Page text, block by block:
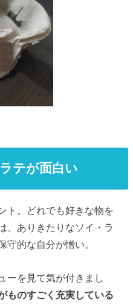
テが面白い
ト。どれでも好きな物を
、ありきたりなソイ・ラ
守的な自分が憎い。
ーを見て気が付きまし
ものすごく充実している